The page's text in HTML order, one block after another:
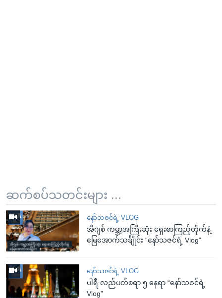
ဆက်စပ်သတင်းများ ...
နော်သဇင်ရဲ့ VLOG
အီဂျစ် ကမ္ဘာ့အကြီးဆုံး ရှေးစာကြည့်တိုက်နဲ့
မြေအောက်သင်္ချိုင်း “နော်သဇင်ရဲ့ Vlog”
နော်သဇင်ရဲ့ VLOG
ပါရီ လည်ပတ်စရာ ၅ နေရာ “နော်သဇင်ရဲ့
Vlog”